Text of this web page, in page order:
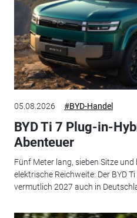
05.08.2026 #BYD-Handel
BYD Ti 7 Plug-in-
Abenteuer
Fünf Meter lang, sieben Sitze
elektrische Reichweite: Der BYD
vermutlich 2027 auch in